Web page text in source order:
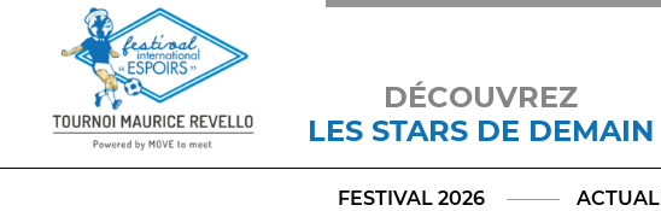
DÉCOUVREZ
LES STARS DE DEMAIN
FESTIVAL 2026